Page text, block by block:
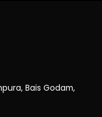
Bais Godam,